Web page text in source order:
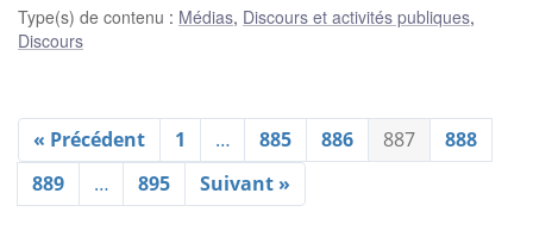
Type(s) de contenu : Médias, Discours et activités publiques,
Discours
« Précédent 1 … 885 886 887
888
889
… 895 Suivant »